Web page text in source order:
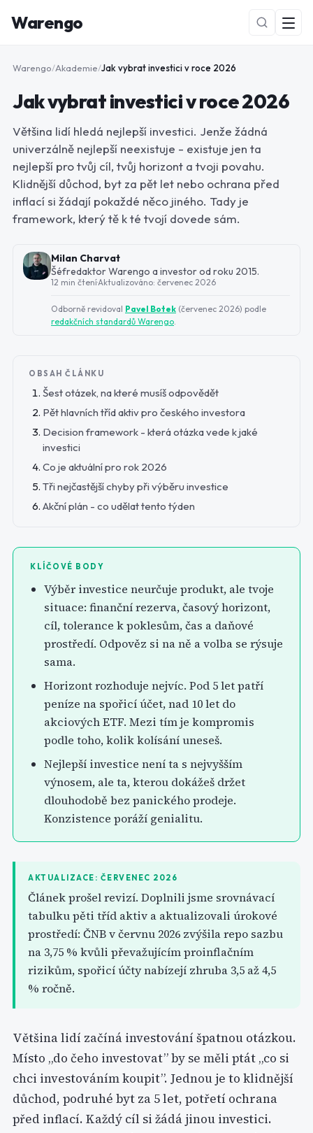
Warengo
NOVÉ
Warengo/Akademie/Jak vybrat investici v roce 2026
Jak vybrat investici v roce 2026
Většina lidí hledá nejlepší investici. Jenže žádná
univerzálně nejlepší neexistuje - existuje jen ta
nejlepší pro tvůj cíl, tvůj horizont a tvoji povahu.
Klidnější důchod, byt za pět let nebo ochrana před
inflací si žádají pokaždé něco jiného. Tady je
framework, který tě k té tvojí dovede sám.
Milan Charvat
Šéfredaktor Warengo a investor od roku 2015.
12 min čtení·Aktualizováno: červenec 2026
Odborně revidoval Pavel Botek (červenec 2026) podle
redakčních standardů Warengo.
OBSAH ČLÁNKU
Šest otázek, na které musíš odpovědět
Pět hlavních tříd aktiv pro českého investora
Decision framework - která otázka vede k jaké
investici
Co je aktuální pro rok 2026
Tři nejčastější chyby při výběru investice
Akční plán - co udělat tento týden
KLÍČOVÉ BODY
Výběr investice neurčuje produkt, ale tvoje
situace: finanční rezerva, časový horizont,
cíl, tolerance k poklesům, čas a daňové
prostředí. Odpověz si na ně a volba se rýsuje
sama.
Horizont rozhoduje nejvíc. Pod 5 let patří
peníze na spořicí účet, nad 10 let do
akciových ETF. Mezi tím je kompromis
podle toho, kolik kolísání uneseš.
Nejlepší investice není ta s nejvyšším
výnosem, ale ta, kterou dokážeš držet
dlouhodobě bez panického prodeje.
Konzistence poráží genialitu.
AKTUALIZACE: ČERVENEC 2026
Článek prošel revizí. Doplnili jsme srovnávací
tabulku pěti tříd aktiv a aktualizovali úrokové
prostředí: ČNB v červnu 2026 zvýšila repo sazbu
na 3,75 % kvůli převažujícím proinflačním
rizikům, spořicí účty nabízejí zhruba 3,5 až 4,5
% ročně.
Většina lidí začíná investování špatnou otázkou.
Místo „do čeho investovat” by se měli ptát „co si
chci investováním koupit”. Jednou je to klidnější
důchod, podruhé byt za 5 let, potřetí ochrana
před inflací. Každý cíl si žádá jinou investici.